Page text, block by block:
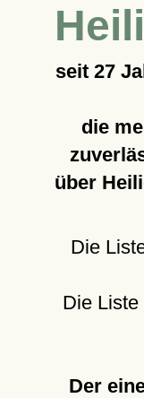
seit 27
die
über
Die
Die
Der